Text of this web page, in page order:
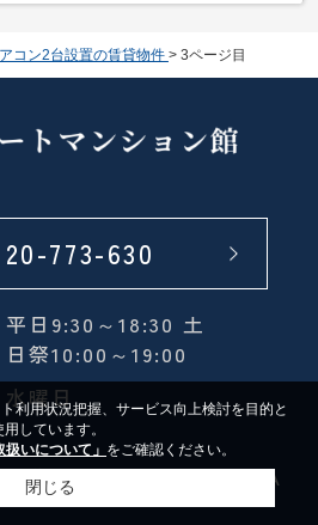
コン2台設置の賃貸物件 > 3ページ目
773-630
日9:30～18:30 土
日祭10:00～19:00
曜日
様へ 占いの館 RIRINKA
利用状況把握、サービス向上検討を目的と
しています。
扱いについて」 をご確認ください。
閉じる